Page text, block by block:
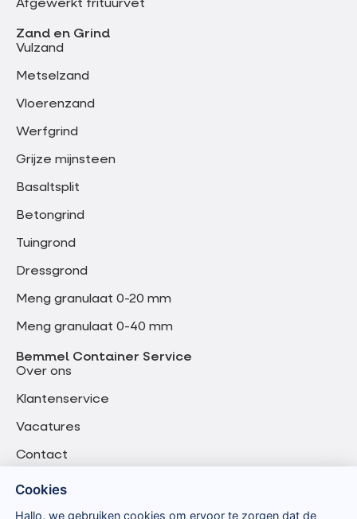
Afgewerkt frituurvet
Zand en Grind
Vulzand
Metselzand
Vloerenzand
Werfgrind
Grijze mijnsteen
Basaltsplit
Betongrind
Tuingrond
Dressgrond
Meng granulaat 0-20 mm
Meng granulaat 0-40 mm
Bemmel Container Service
Over ons
Klantenservice
Vacatures
Contact
Cookies
Hallo, we gebruiken cookies om ervoor te zorgen dat de